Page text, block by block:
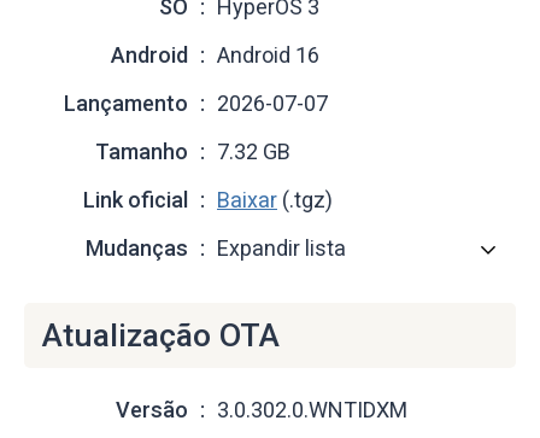
SO
HyperOS 3
Android
Android 16
Lançamento
2026-07-07
Tamanho
7.32 GB
Link oficial
Baixar (.tgz)
Mudanças
Expandir lista
Atualização OTA
Versão
3.0.302.0.WNTIDXM